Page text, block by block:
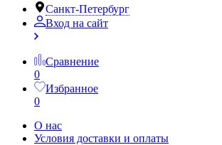
Санкт-Петербург
Вход на сайт
Сравнение
0
Избранное
0
О нас
Условия доставки и оплаты